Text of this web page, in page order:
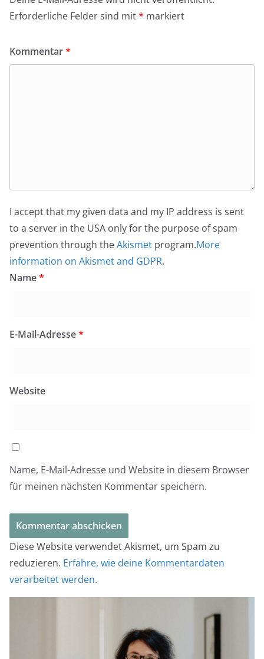
Erforderliche Felder sind mit* markiert
Kommentar*
I accept that my given data and my IP address is sent
to a server in the USA only for the purpose of spam
prevention through theAkismet program.More
information on Akismet and GDPR.
Name*
E-Mail-Adresse*
Website
Name, E-Mail-Adresse und Website in diesem Browser
für meinen nächsten Kommentar speichern.
Diese Website verwendet Akismet, um Spam zu
reduzieren. Erfahre, wie deine Kommentardaten
verarbeitet werden.